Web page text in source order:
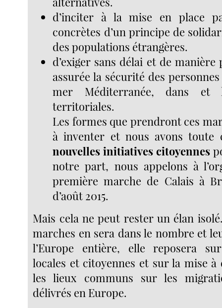
d’inciter à la mise en place
concrètes d’un principe de
des populations étrangères.
d’exiger sans délai et de
assurée la sécurité des
mer Méditerranée, dans et
territoriales.
Les formes que prendront ces
à inventer et nous avons toute
nouvelles initiatives citoyennes
notre part, nous appelons à
première marche de Calais à
d’août 2015.
Mais cela ne peut rester un élan
marches en sera dans le nombre et
l’Europe entière, elle reposera
locales et citoyennes et sur la mise à
les lieux communs sur les
délivrés en Europe.